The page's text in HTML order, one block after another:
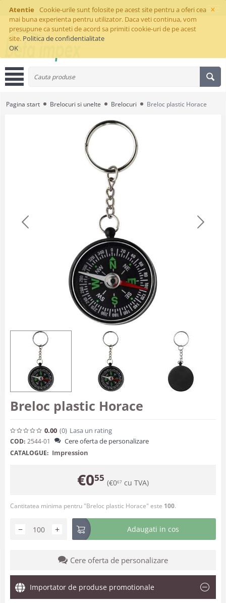
×
Atentie
Cookie-urile sunt folosite pe acest site pentru a oferi cea
mai buna experienta pentru utilizator. Daca veti continua, vom
presupune ca sunteti de acord sa primiti cookie-uri de pe acest
site. Politica de confidentialitate
OK
Pagina start Brelocuri si unelte Brelocuri Breloc plastic Horace
Breloc plastic Horace
0.00 (0) Lasa un rating
COD: 2544-01 Cere oferta de personalizare
CATALOGUE: Impression
€055 (€067 cu TVA)
Cantitatea minima pentru "Breloc plastic Horace" este 100.
+
− Adaugati in cos
Cere oferta de personalizare
Importator de produse promotionale